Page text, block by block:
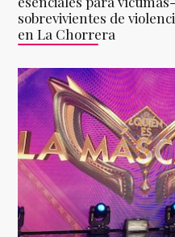
sobrevivientes de
en La Chorrera